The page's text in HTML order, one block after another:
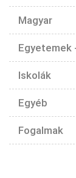
Magyar
Egyetemek
Iskolák
Egyéb
Fogalmak